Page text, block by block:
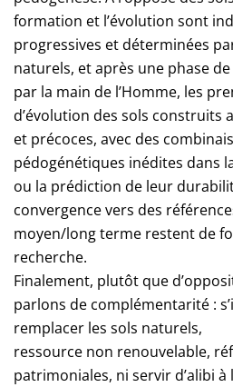
formation et l’évolution sont
progressives et déterminées
naturels, et après une phase
par la main de l’Homme, les
d’évolution des sols construits
et précoces, avec des
pédogénétiques inédites dans
ou la prédiction de leur
convergence vers des
moyen/long terme restent de
recherche.
Finalement, plutôt que
parlons de complémentarité :
remplacer les sols naturels,
ressource non renouvelable,
patrimoniales, ni servir d’alibi